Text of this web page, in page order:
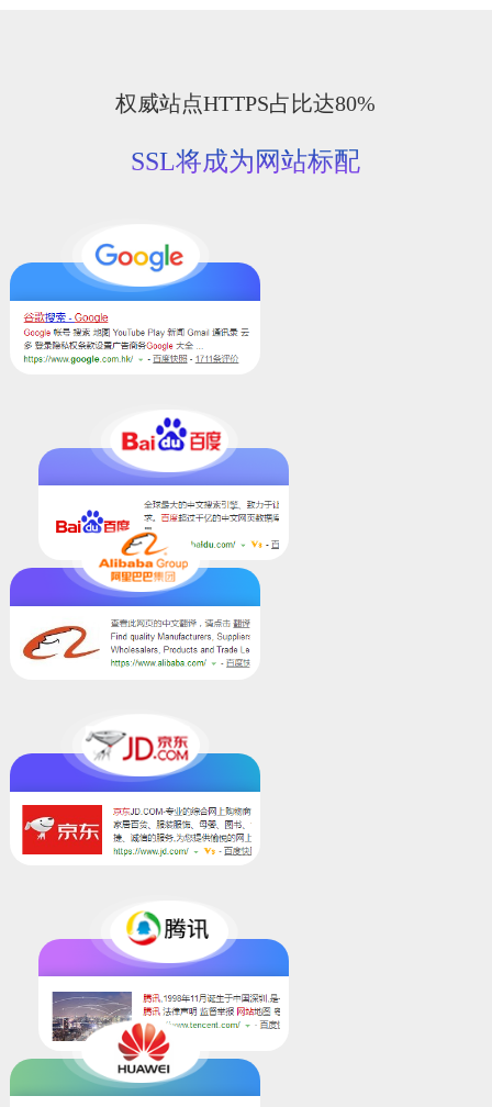
权威站点HTTPS占比达80%
SSL将成为网站标配